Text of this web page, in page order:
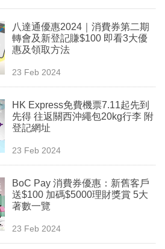
八達通優惠2024｜消費券第二期
轉會及新登記賺$100 即看3大優
惠及領取方法
23 Feb 2024
HK Express免費機票7.11起先到
先得 往返關西沖繩包20kg行李 附
登記網址
23 Feb 2024
BoC Pay 消費券優惠：新舊客戶
送$100 加碼$5000理財獎賞 5大
著數一覽
23 Feb 2024